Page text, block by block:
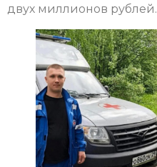
двух миллионов рублей.